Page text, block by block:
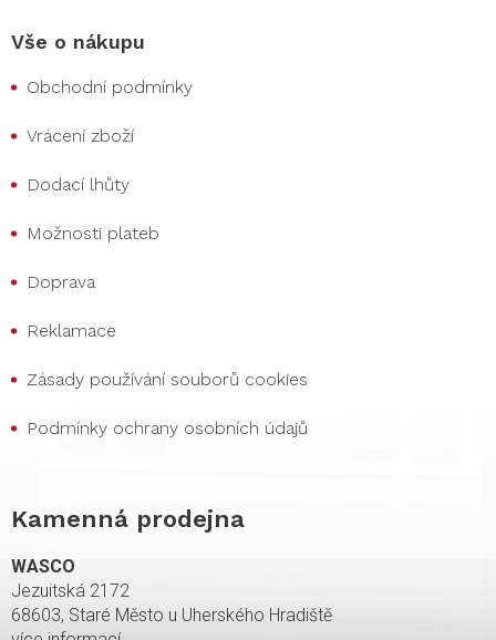
Vše o nákupu
Obchodní podmínky
Vrácení zboží
Dodací lhůty
Možnosti plateb
Doprava
Reklamace
Zásady používání souborů cookies
Podmínky ochrany osobních údajů
Kamenná prodejna
WASCO
Jezuitská 2172
68603, Staré Město u Uherského Hradiště